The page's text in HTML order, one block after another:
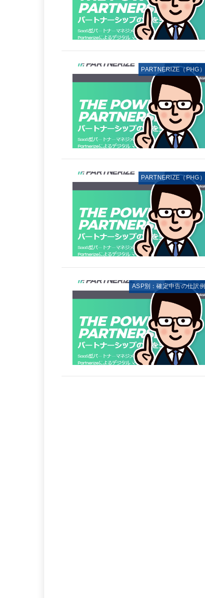
PARTNERIZE（PHG）
PARTNERIZE（PHG）
ASP別：確定申告の仕訳例